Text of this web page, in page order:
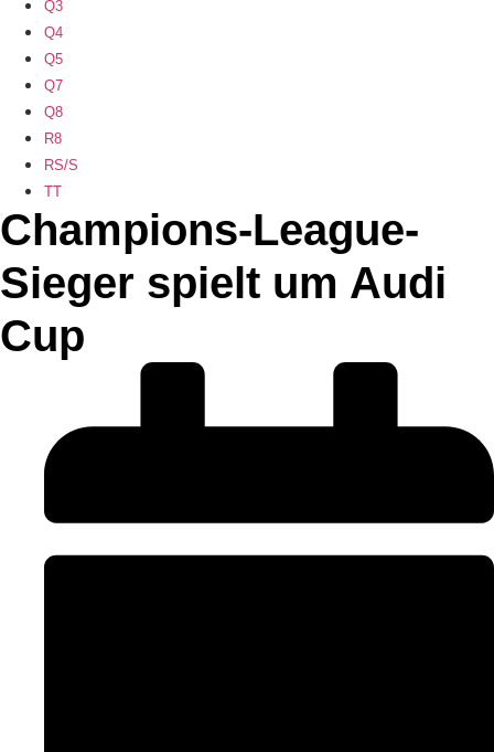
Q3
Q4
Q5
Q7
Q8
R8
RS/S
TT
Champions-League-
Sieger spielt um Audi
Cup